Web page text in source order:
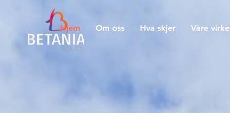
Hjem Om oss Hva skjer Våre